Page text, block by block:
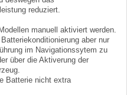
reduziert.
manuell aktiviert werden.
aber nur
im Navigationssytem zu
über die Aktiverung der
Batterie nicht extra